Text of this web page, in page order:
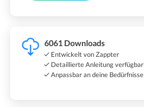
6061 Downloads
Entwickelt von Zappter
Detaillierte Anleitung verfügbar
Anpassbar an deine Bedürfnisse